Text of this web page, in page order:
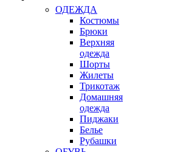
ОДЕЖДА
Костюмы
Брюки
Верхняя
одежда
Шорты
Жилеты
Трикотаж
Домашняя
одежда
Пиджаки
Белье
Рубашки